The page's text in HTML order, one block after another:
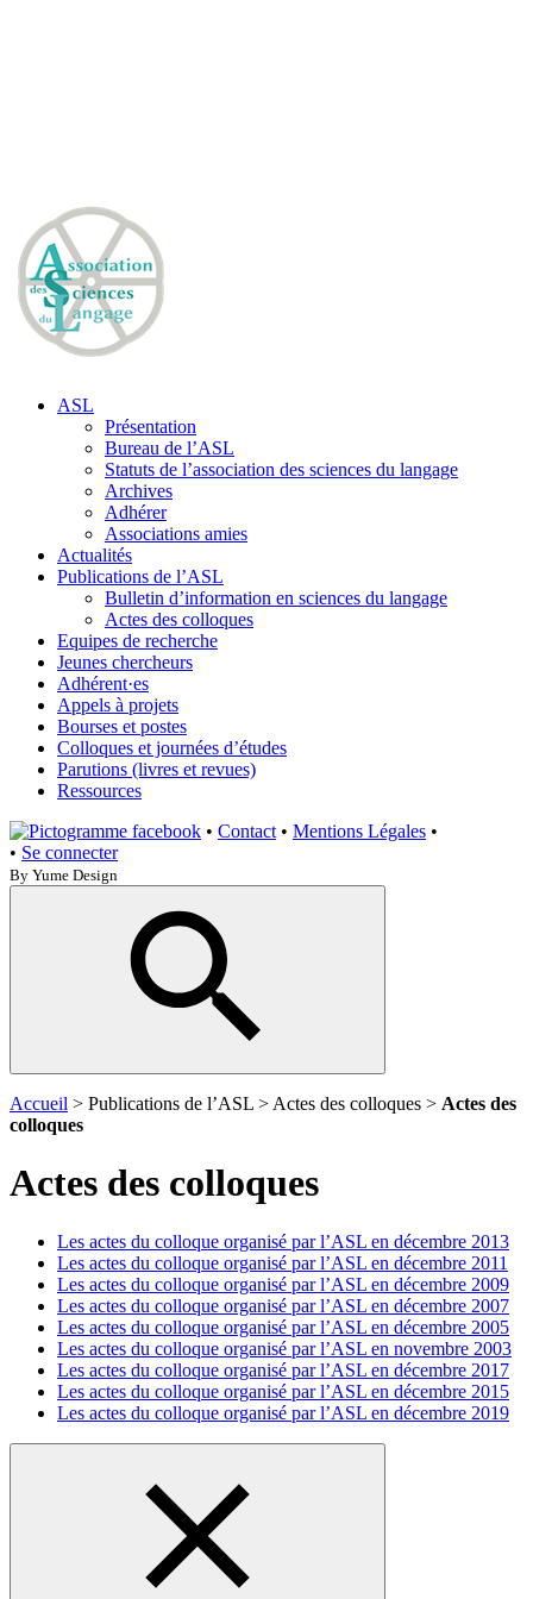
ASL
Présentation
Bureau de l’ASL
Statuts de l’association des sciences du langage
Archives
Adhérer
Associations amies
Actualités
Publications de l’ASL
Bulletin d’information en sciences du langage
Actes des colloques
Equipes de recherche
Jeunes chercheurs
Adhérent·es
Appels à projets
Bourses et postes
Colloques et journées d’études
Parutions (livres et revues)
Ressources
• Contact • Mentions Légales •
• Se connecter
By Yume Design
Accueil > Publications de l’ASL > Actes des colloques > Actes des
colloques
Actes des colloques
Les actes du colloque organisé par l’ASL en décembre 2013
Les actes du colloque organisé par l’ASL en décembre 2011
Les actes du colloque organisé par l’ASL en décembre 2009
Les actes du colloque organisé par l’ASL en décembre 2007
Les actes du colloque organisé par l’ASL en décembre 2005
Les actes du colloque organisé par l’ASL en novembre 2003
Les actes du colloque organisé par l’ASL en décembre 2017
Les actes du colloque organisé par l’ASL en décembre 2015
Les actes du colloque organisé par l’ASL en décembre 2019